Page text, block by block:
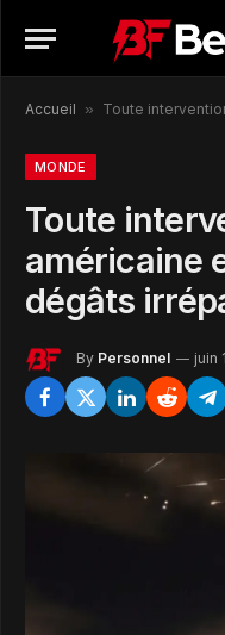
Accueil » Toute intervention
MONDE
Toute
américaine
dégâts
By Personnel juin